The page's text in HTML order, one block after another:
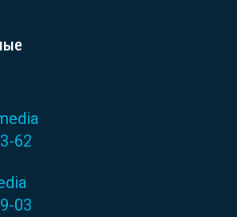
62
03